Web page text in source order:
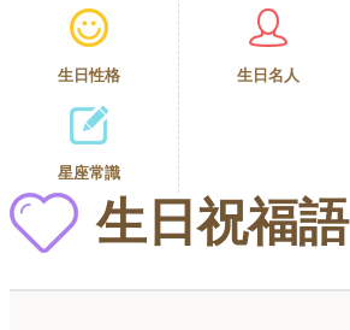
生日性格 生日名人
星座常識
生日祝福語